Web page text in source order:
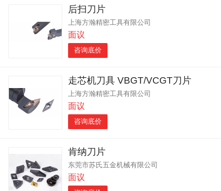
后扫刀片
上海方瀚精密工具有限公司
面议
咨询底价
走芯机刀具 VBGT/VCGT刀片
上海方瀚精密工具有限公司
面议
咨询底价
肯纳刀片
东莞市苏氏五金机械有限公司
面议